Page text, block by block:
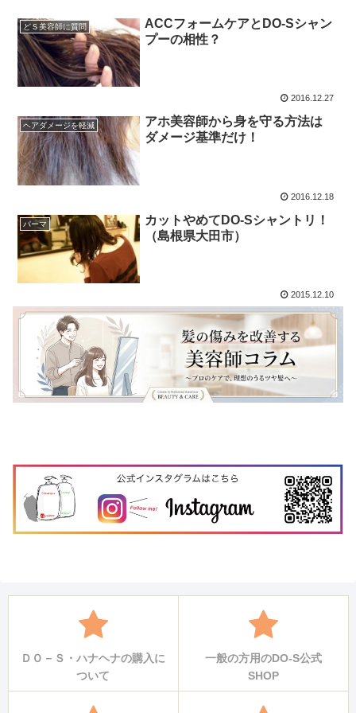
どＳ美容師に質問
ACCフォームケアとDO-Sシャン
プーの相性？
2016.12.27
ヘアダメージを軽減
アホ美容師から身を守る方法は
ダメージ基準だけ！
2016.12.18
パーマ
カットやめてDO-Sシャントリ！
（島根県大田市）
2015.12.10
ＤＯ－Ｓ・ハナヘナの購入に
ついて
一般の方用のDO-S公式
SHOP